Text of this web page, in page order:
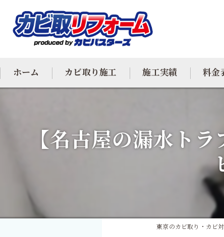
ホーム カビ取り施工
カビ除去
施工実績 料金
【名古屋の漏水ト
東京のカビ取り・カビ